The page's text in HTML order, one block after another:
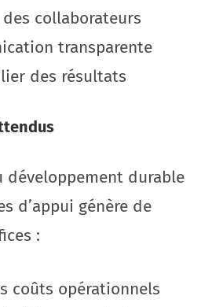
collaborateurs
transparente
des résultats
développement durable
d’appui génère de
:
coûts opérationnels